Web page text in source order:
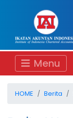
Menu
HOME Berita